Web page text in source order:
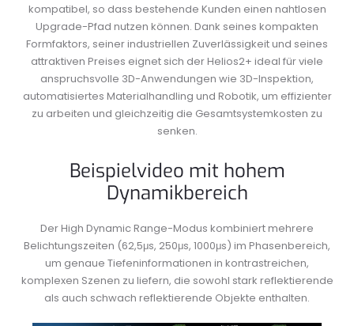
kompatibel, so dass bestehende Kunden einen nahtlosen
Upgrade-Pfad nutzen können. Dank seines kompakten
Formfaktors, seiner industriellen Zuverlässigkeit und seines
attraktiven Preises eignet sich der Helios2+ ideal für viele
anspruchsvolle 3D-Anwendungen wie 3D-Inspektion,
automatisiertes Materialhandling und Robotik, um effizienter
zu arbeiten und gleichzeitig die Gesamtsystemkosten zu
senken.
Beispielvideo mit hohem
Dynamikbereich
Der High Dynamic Range-Modus kombiniert mehrere
Belichtungszeiten (62,5μs, 250μs, 1000μs) im Phasenbereich,
um genaue Tiefeninformationen in kontrastreichen,
komplexen Szenen zu liefern, die sowohl stark reflektierende
als auch schwach reflektierende Objekte enthalten.